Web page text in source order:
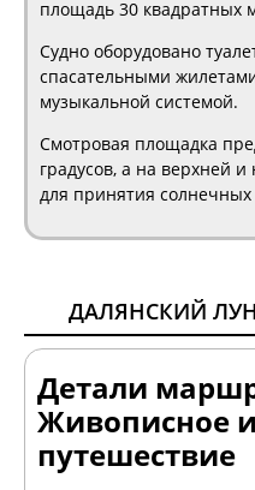
площадь 30 квадратных
Судно оборудовано
спасательными
музыкальной системой.
Смотровая площадка
градусов, а на верхней
для принятия
ДАЛЯНСКИЙ
Детали
Живописное
путешествие